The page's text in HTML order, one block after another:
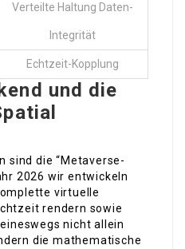
Verteilte Haltung Daten-
Integrität
Echtzeit-Kopplung
und die
sind die “Metaverse-
2026 wir entwickeln
virtuelle
rendern sowie
nicht allein
die mathematische